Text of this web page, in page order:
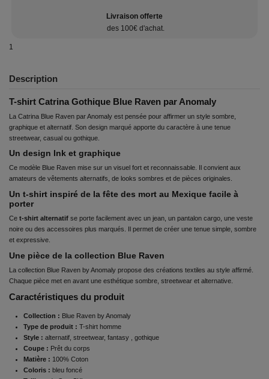
Livraison offerte
des 100€ d'achat.
1
Description
T-shirt Catrina Gothique Blue Raven par Anomaly
La Catrina Blue Raven par Anomaly est pensée pour affirmer un style sombre,
graphique et alternatif. Son design marqué apporte du caractère à une tenue
streetwear, casual ou gothique.
Un design Ink et graphique
Ce modèle Blue Raven mise sur un visuel fort et reconnaissable. Il convient aux
amateurs de vêtements alternatifs, de looks sombres et de pièces originales.
Un t-shirt inspiré de la fête des mort au Mexique facile à
porter
Ce t-shirt alternatif se porte facilement avec un jean, un pantalon cargo, une veste
noire ou des accessoires plus marqués. Il permet de créer une tenue simple, sombre
et expressive.
Une pièce de la collection Blue Raven
La collection Blue Raven by Anomaly propose des créations textiles au style affirmé.
Chaque pièce met en avant une esthétique sombre, streetwear et alternative.
Caractéristiques du produit
Collection : Blue Raven by Anomaly
Type de produit : T-shirt homme
Style : alternatif, streetwear, fantasy , gothique
Coupe : Prêt du corps
Matière : 100% Coton
Coloris : bleu foncé